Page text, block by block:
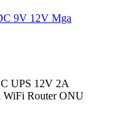
9V 12V Mga